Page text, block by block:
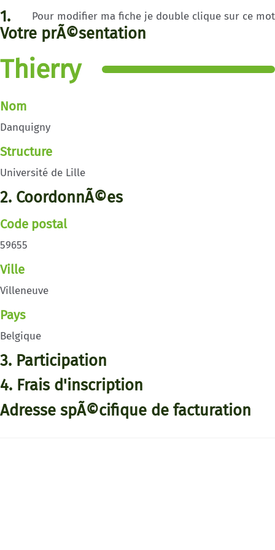
Pour modifier ma fiche je double clique sur ce mot
1.
Votre prÃ©sentation
Thierry
Nom
Danquigny
Structure
Université de Lille
2. CoordonnÃ©es
Code postal
59655
Ville
Villeneuve
Pays
Belgique
3. Participation
4. Frais d'inscription
Adresse spÃ©cifique de facturation